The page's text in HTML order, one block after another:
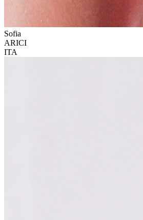
Sofia
ARICI
ITA